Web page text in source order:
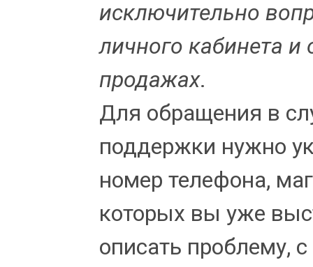
исключительно
личного кабинета и
продажах.
Для обращения в
поддержки нужно
номер телефона,
которых вы уже
описать проблему,